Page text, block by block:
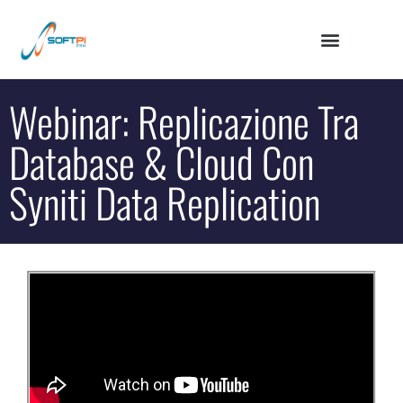
Webinar: Replicazione Tra
Database & Cloud Con
Syniti Data Replication